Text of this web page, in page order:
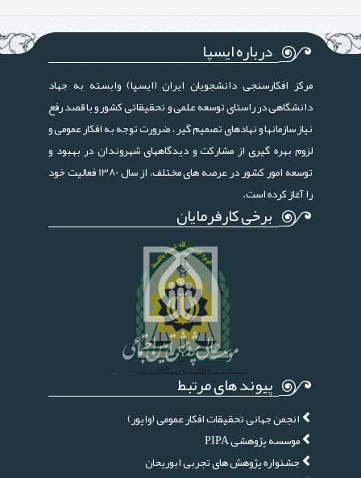
درباره ایسپا
مرکز افکارسنجی دانشجویان ایران (ایسپا) وابسته به جهاد
دانشگاهی در راستای توسعه علمی و تحقیقاتی کشور و با قصد رفع
نیاز سازمانها و نهادهای تصمیم گیر ، ضرورت توجه به افکار عمومی و
لزوم بهره گیری از مشارکت و دیدگاههای شهروندان در بهبود و
توسعه امور کشور در عرصه های مختلف، از سال 1380 فعالیت خود
را آغاز کرده است.
برخی کارفرمایان
پیوند های مرتبط
انجمن جهانی تحقیقات افکار عمومی (واپور)
موسسه پژوهشی PIPA
جشنواره پژوهش های تجربی ابوریحان